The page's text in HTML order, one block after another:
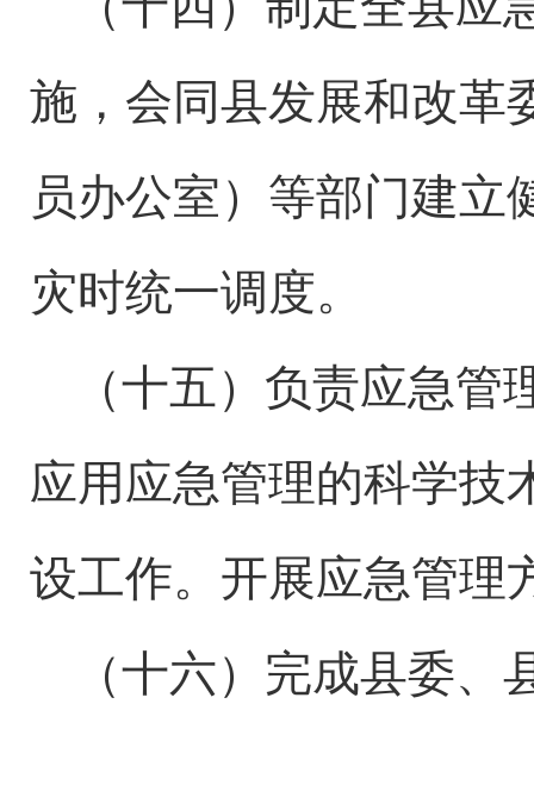
施，会同县发展和改革
员办公室）等部门建立
灾时统一调度。
（十五）负责应急
应用应急管理的科学技
设工作。开展应急管理
（十六）完成县委、